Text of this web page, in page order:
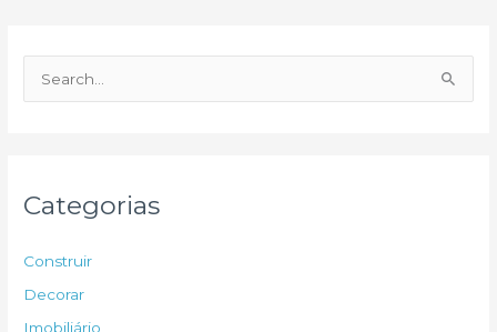
e
Categorias
Construir
Decorar
Imobiliário